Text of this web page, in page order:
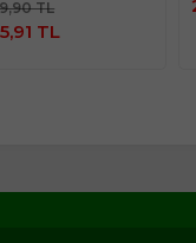
TL
TL